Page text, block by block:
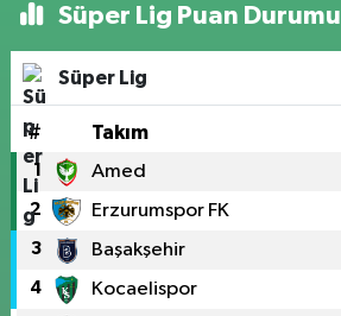
Süper Lig Puan Durumu
Süper Lig
# Takım
1 Amed
2 Erzurumspor FK
3 Başakşehir
4 Kocaelispor